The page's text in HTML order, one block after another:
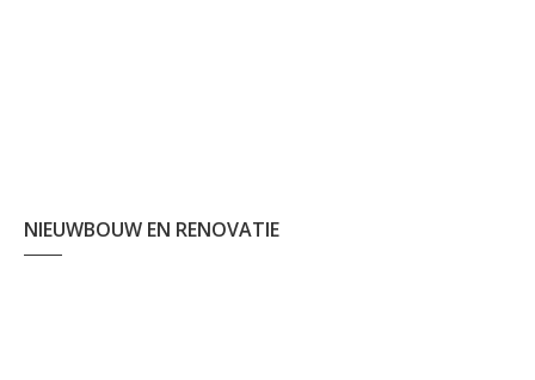
NIEUWBOUW EN RENOVATIE